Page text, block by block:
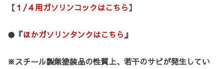
【１/４用ガソリンコックはこちら】
● 『ほかガソリンタンクはこちら』
※スチール製無塗装品の性質上、若干のサビが発生してい